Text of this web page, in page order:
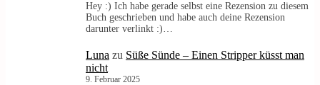
Hey :) Ich habe gerade selbst eine Rezension zu diesem
Buch geschrieben und habe auch deine Rezension
darunter verlinkt :)…
Luna zu Süße Sünde – Einen Stripper küsst man
nicht
9. Februar 2025